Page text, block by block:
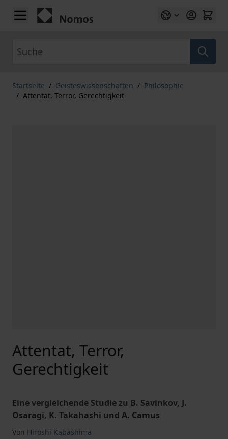
Zum Inhalt springen
Startseite / Geisteswissenschaften / Philosophie
/ Attentat, Terror, Gerechtigkeit
Attentat, Terror,
Gerechtigkeit
Eine vergleichende Studie zu B. Savinkov, J.
Osaragi, K. Takahashi und A. Camus
Von Hiroshi Kabashima